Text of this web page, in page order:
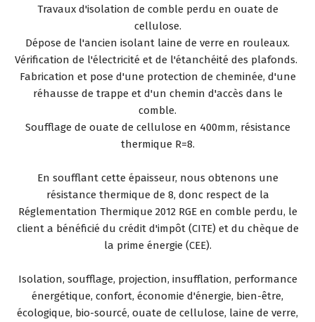
Travaux d'isolation de comble perdu en ouate de
cellulose.
Dépose de l'ancien isolant laine de verre en rouleaux.
Vérification de l'électricité et de l'étanchéité des plafonds.
Fabrication et pose d'une protection de cheminée, d'une
réhausse de trappe et d'un chemin d'accès dans le
comble.
Soufflage de ouate de cellulose en 400mm, résistance
thermique R=8.
En soufflant cette épaisseur, nous obtenons une
résistance thermique de 8, donc respect de la
Réglementation Thermique 2012 RGE en comble perdu, le
client a bénéficié du crédit d'impôt (CITE) et du chèque de
la prime énergie (CEE).
Isolation, soufflage, projection, insufflation, performance
énergétique, confort, économie d'énergie, bien-être,
écologique, bio-sourcé, ouate de cellulose, laine de verre,